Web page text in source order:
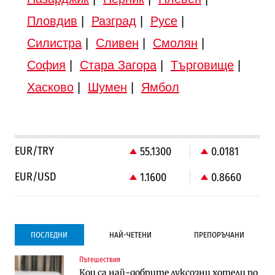
Пловдив
Разград Русе|
Силистра| Сливен Смолян
София
Стара Загора| Търговище|
Хасково| Шумен Ямбол
EUR/TRY 55.1300
0.0181
EUR/USD
1.1600 0.8660
ПОСЛЕДНИ НАЙ-ЧЕТЕНИ ПРЕПОРЪЧАНИ
Пътешествия
Кои са най-добрите луксозни хотели по
Градоустройство
Столична община избра изпълнител за
Компании
Vivacom предлага над 150 устройства с